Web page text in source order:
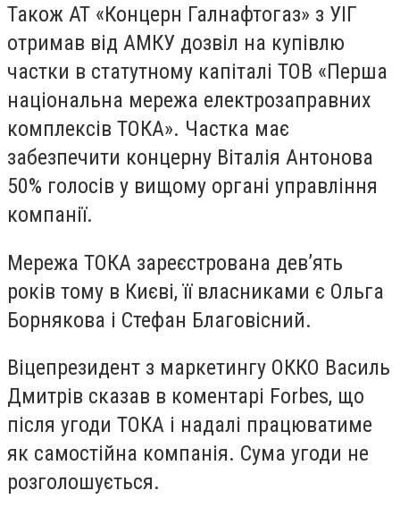
Також АТ «Концерн Галнафтогаз» з УІГ
отримав від АМКУ дозвіл на купівлю
частки в статутному капіталі ТОВ «Перша
національна мережа електрозаправних
комплексів ТОКА». Частка має
забезпечити концерну Віталія Антонова
50% голосів у вищому органі управління
компанії.
Мережа ТОКА зареєстрована дев’ять
років тому в Києві, її власниками є Ольга
Борнякова і Стефан Благовісний.
Віцепрезидент з маркетингу ОККО Василь
Дмитрів сказав в коментарі Forbes, що
після угоди ТОКА і надалі працюватиме
як самостійна компанія. Сума угоди не
розголошується.